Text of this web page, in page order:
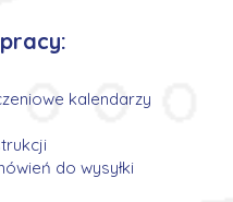
kalendarzy
do wysyłki